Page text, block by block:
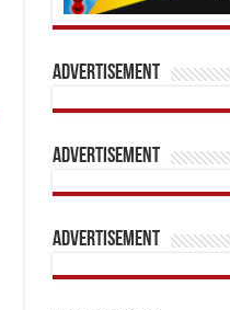
Advertisement
Advertisement
Advertisement